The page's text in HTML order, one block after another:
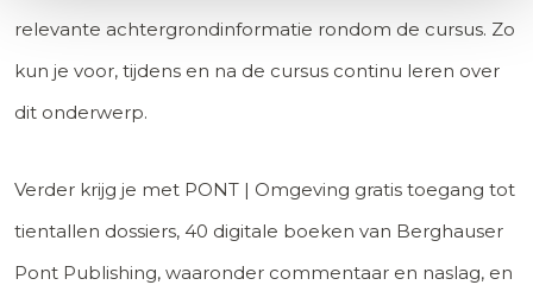
relevante achtergrondinformatie rondom de cursus. Zo
kun je voor, tijdens en na de cursus continu leren over
dit onderwerp.
Verder krijg je met PONT | Omgeving gratis toegang tot
tientallen dossiers, 40 digitale boeken van Berghauser
Pont Publishing, waaronder commentaar en naslag, en